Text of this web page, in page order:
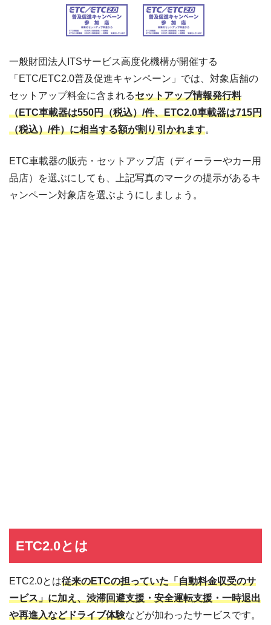
一般財団法人ITSサービス高度化機構が開催する
「ETC/ETC2.0普及促進キャンペーン」では、対象店舗の
セットアップ料金に含まれるセットアップ情報発行料
（ETC車載器は550円（税込）/件、ETC2.0車載器は715円
（税込）/件）に相当する額が割り引かれます。
ETC車載器の販売・セットアップ店（ディーラーやカー用
品店）を選ぶにしても、上記写真のマークの提示があるキ
ャンペーン対象店を選ぶようにしましょう。
ETC2.0とは
ETC2.0とは従来のETCの担っていた「自動料金収受のサ
ービス」に加え、渋滞回避支援・安全運転支援・一時退出
や再進入などドライブ体験などが加わったサービスです。